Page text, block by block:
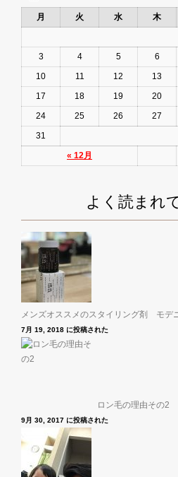
月 火 水 木
« 12月
3
4 5 6
10
11 12 13
17
18 19 20
24
25 26 27
31
よく読まれ
メンズオススメのスタイリング剤 モ
7月 19, 2018 に投稿された
ロン毛の理由その2
9月 30, 2017 に投稿された